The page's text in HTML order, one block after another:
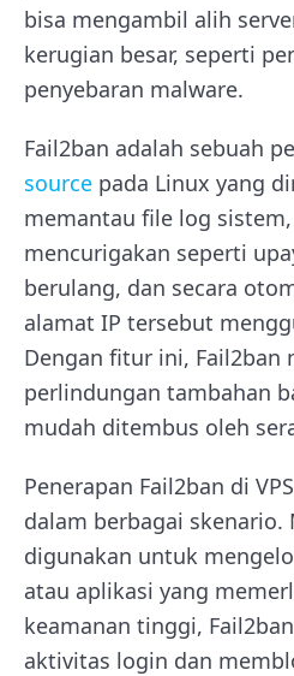
bisa mengambil alih
kerugian besar, seperti
penyebaran malware.
Fail2ban adalah sebuah
source pada Linux yang
memantau file log
mencurigakan seperti
berulang, dan secara
alamat IP tersebut
Dengan fitur ini, Fail2ban
perlindungan tambahan
mudah ditembus oleh
Penerapan Fail2ban di
dalam berbagai skenario.
digunakan untuk
atau aplikasi yang
keamanan tinggi,
aktivitas login dan